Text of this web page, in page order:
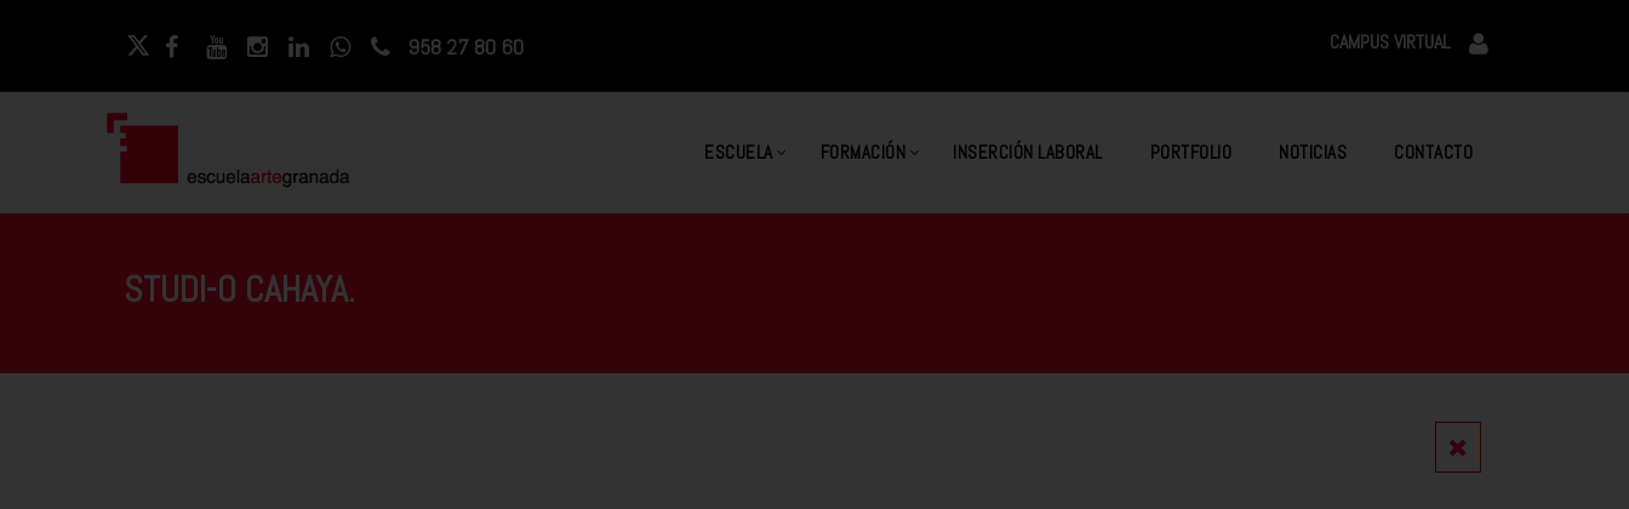
958 27 80 60 CAMPUS VIRTUAL
ESCUELA FORMACIÓN INSERCIÓN LABORAL PORTFOLIO NOTICIAS CONTACTO
STUDI-O CAHAYA.